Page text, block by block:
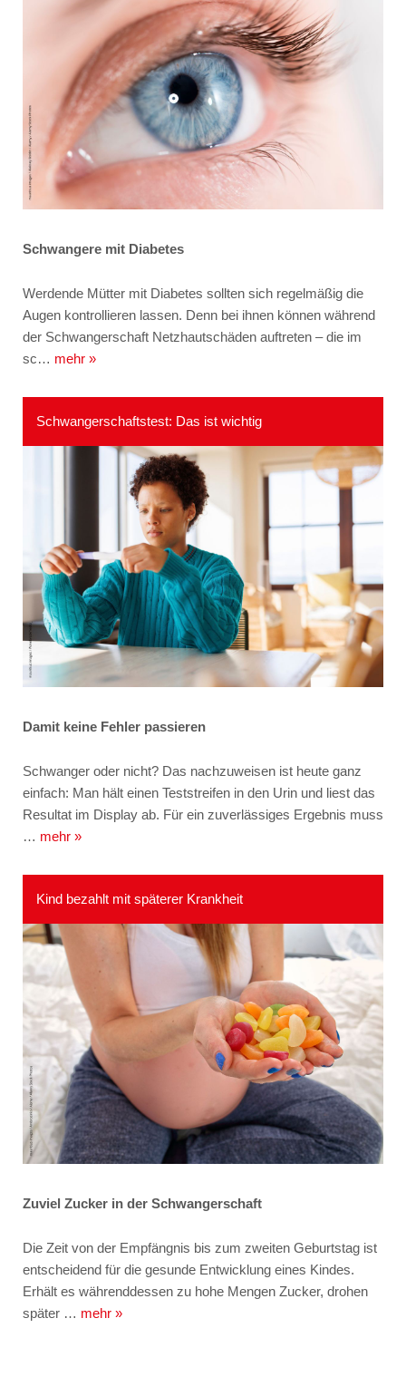
Schwangere mit Diabetes
Werdende Mütter mit Diabetes sollten sich regelmäßig die
Augen kontrollieren lassen. Denn bei ihnen können während
der Schwangerschaft Netzhautschäden auftreten – die im
sc… mehr »
Schwangerschaftstest: Das ist wichtig
Damit keine Fehler passieren
Schwanger oder nicht? Das nachzuweisen ist heute ganz
einfach: Man hält einen Teststreifen in den Urin und liest das
Resultat im Display ab. Für ein zuverlässiges Ergebnis muss
… mehr »
Kind bezahlt mit späterer Krankheit
Zuviel Zucker in der Schwangerschaft
Die Zeit von der Empfängnis bis zum zweiten Geburtstag ist
entscheidend für die gesunde Entwicklung eines Kindes.
Erhält es währenddessen zu hohe Mengen Zucker, drohen
später … mehr »